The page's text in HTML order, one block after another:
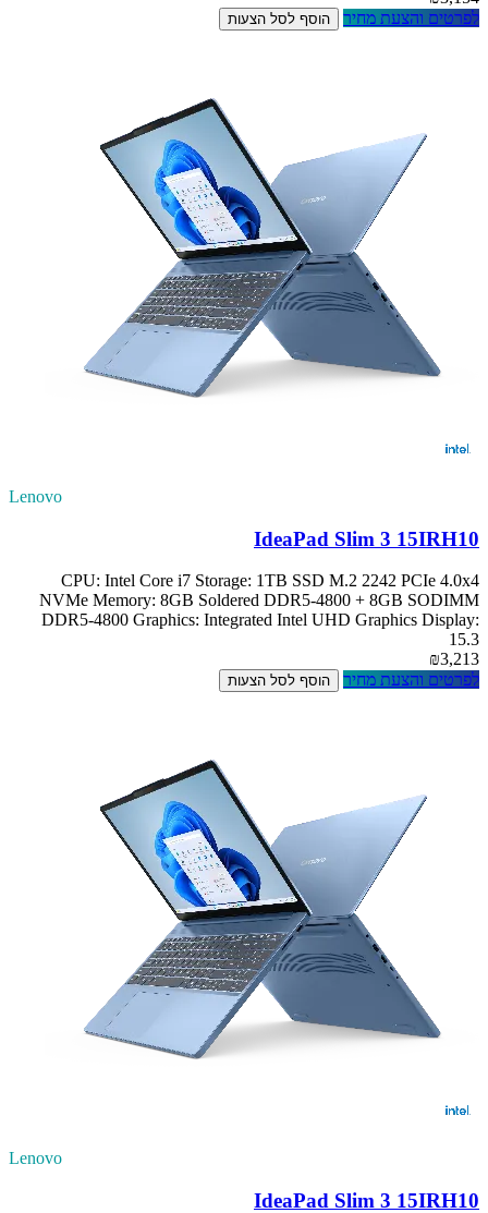
לפרטים והצעת מחיר
הוסף לסל הצעות
Lenovo
IdeaPad Slim 3 15IRH10
CPU: Intel Core i7 Storage: 1TB SSD M.2 2242 PCIe 4.0x4
NVMe Memory: 8GB Soldered DDR5-4800 + 8GB SODIMM
DDR5-4800 Graphics: Integrated Intel UHD Graphics Display:
15.3
₪3,213
לפרטים והצעת מחיר
הוסף לסל הצעות
Lenovo
IdeaPad Slim 3 15IRH10